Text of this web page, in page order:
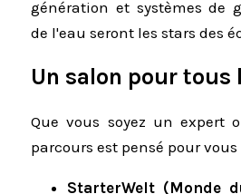
génération et systèmes de
de l'eau seront les stars des
Un salon pour tous
Que vous soyez un expert
parcours est pensé pour vous
StarterWelt (Monde